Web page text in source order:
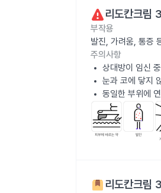
리도칸크림
부작용
발진, 가려움, 통증
주의사항
상대방이 임신
눈과 코에 닿지
동일한 부위에
리도칸크림